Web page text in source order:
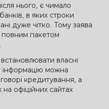
нього, є чимало
в яких строки
дуже чітко. Тому заява
повним пакетом
встановлювати власні
можна
кредитування, а
на офіційних сайтах